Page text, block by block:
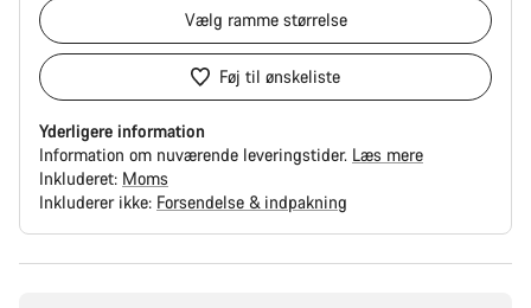
Vælg ramme størrelse
Føj til ønskeliste
Yderligere information
Information om nuværende leveringstider. Læs mere
Inkluderet: Moms
Inkluderer ikke: Forsendelse & indpakning